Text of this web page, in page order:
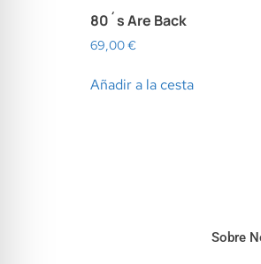
80´s Are Back
69,00€
Añadir a la cesta
Sobre